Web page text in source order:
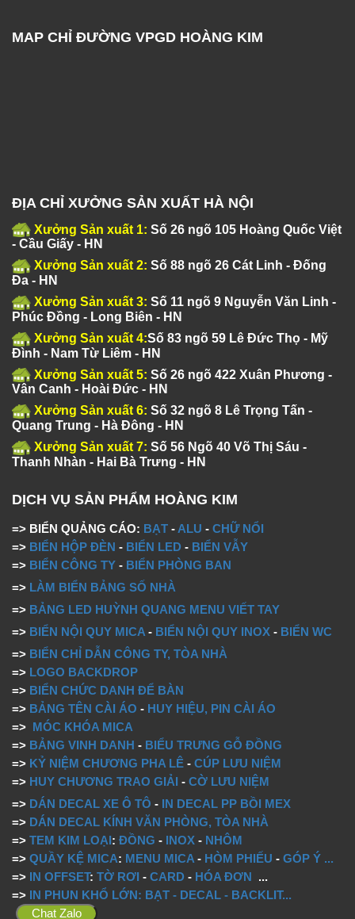
MAP CHỈ ĐƯỜNG VPGD HOÀNG KIM
ĐỊA CHỈ XƯỞNG SẢN XUẤT HÀ NỘI
Xưởng Sản xuất 1: Số 26 ngõ 105 Hoàng Quốc Việt
- Cầu Giấy - HN
Xưởng Sản xuất 2: Số 88 ngõ 26 Cát Linh - Đống
Đa - HN
Xưởng Sản xuất 3: Số 11 ngõ 9 Nguyễn Văn Linh -
Phúc Đồng - Long Biên - HN
Xưởng Sản xuất 4:Số 83 ngõ 59 Lê Đức Thọ - Mỹ
Đình - Nam Từ Liêm - HN
Xưởng Sản xuất 5: Số 26 ngõ 422 Xuân Phương -
Vân Canh - Hoài Đức - HN
Xưởng Sản xuất 6: Số 32 ngõ 8 Lê Trọng Tấn -
Quang Trung - Hà Đông - HN
Xưởng Sản xuất 7: Số 56 Ngõ 40 Võ Thị Sáu -
Thanh Nhàn - Hai Bà Trưng - HN
DỊCH VỤ SẢN PHẨM HOÀNG KIM
=> BIỂN QUẢNG CÁO: BẠT - ALU - CHỮ NỔI
=> BIỂN HỘP ĐÈN - BIỂN LED - BIỂN VẪY
=> BIỂN CÔNG TY - BIỂN PHÒNG BAN
=> LÀM BIỂN BẢNG SỐ NHÀ
=> BẢNG LED HUỲNH QUANG MENU VIẾT TAY
=> BIỂN NỘI QUY MICA - BIỂN NỘI QUY INOX - BIỂN WC
=> BIỂN CHỈ DẪN CÔNG TY, TÒA NHÀ
=> LOGO BACKDROP
=> BIỂN CHỨC DANH ĐỂ BÀN
=> BẢNG TÊN CÀI ÁO - HUY HIỆU, PIN CÀI ÁO
=> MÓC KHÓA MICA
=> BẢNG VINH DANH - BIỂU TRƯNG GỖ ĐỒNG
=> KỶ NIỆM CHƯƠNG PHA LÊ - CÚP LƯU NIỆM
=> HUY CHƯƠNG TRAO GIẢI - CỜ LƯU NIỆM
=> DÁN DECAL XE Ô TÔ - IN DECAL PP BỒI MEX
=> DÁN DECAL KÍNH VĂN PHÒNG, TÒA NHÀ
=> TEM KIM LOẠI: ĐỒNG - INOX - NHÔM
=> QUẦY KỆ MICA: MENU MICA - HÒM PHIẾU - GÓP Ý ...
=> IN OFFSET: TỜ RƠI - CARD - HÓA ĐƠN ...
=> IN PHUN KHỔ LỚN: BẠT - DECAL - BACKLIT...
Chat Zalo